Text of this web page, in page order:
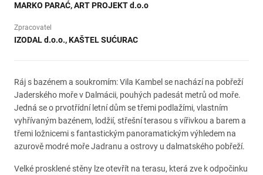
MARKO PARAĆ, ART PROJEKT d.o.o
Zpracovatel
IZODAL d.o.o., KAŠTEL SUĆURAC
Ráj s bazénem a soukromím: Vila Kambel se nachází na pobřeží
Jaderského moře v Dalmácii, pouhých padesát metrů od moře.
Jedná se o prvotřídní letní dům se třemi podlažími, vlastním
vyhřívaným bazénem, lodžií, střešní terasou s vířivkou a barem a
třemi ložnicemi s fantastickým panoramatickým výhledem na
azurově modré moře Jadranu a ostrovy u dalmatského pobřeží.
Velké prosklené stěny lze otevřít na terasu, která zve k odpočinku